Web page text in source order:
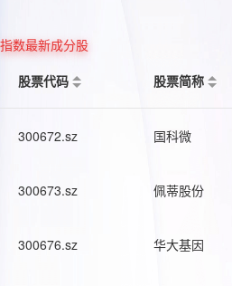
指数最新成分股
股票代码
股票简称
300672.sz 国科微
300673.sz 佩蒂股份
300676.sz 华大基因